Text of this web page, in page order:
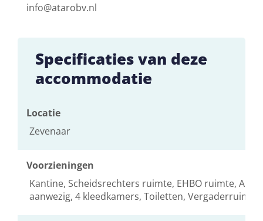
info@atarobv.nl
Specificaties van deze
accommodatie
Locatie
Zevenaar
Voorzieningen
Kantine, Scheidsrechters ruimte, EHBO ruimte, AED
aanwezig, 4 kleedkamers, Toiletten, Vergaderruimte